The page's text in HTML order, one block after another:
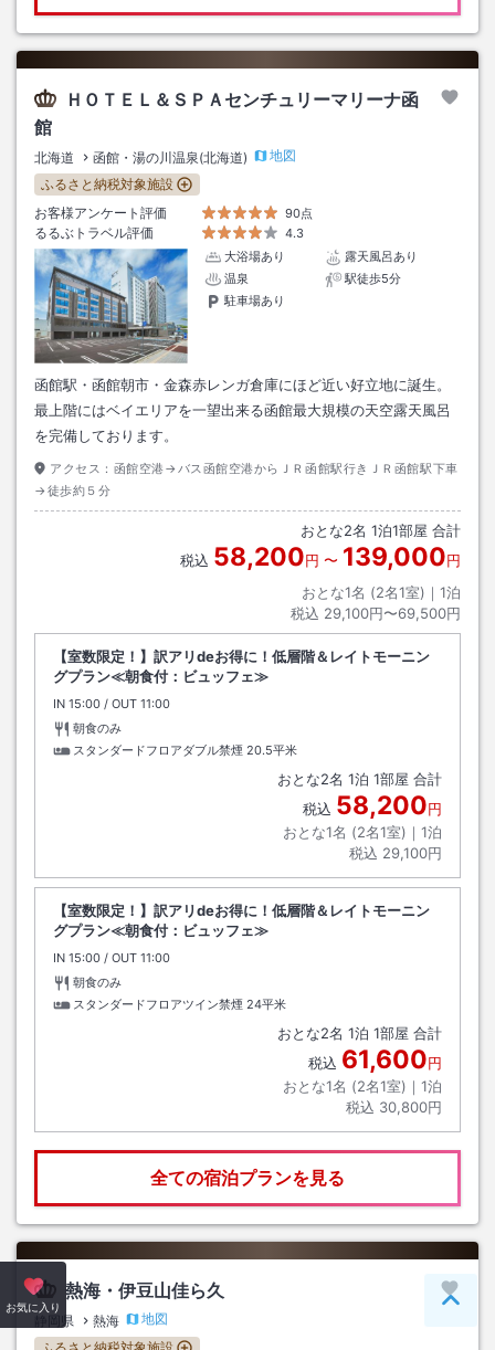
ＨＯＴＥＬ＆ＳＰＡセンチュリーマリーナ函
館
北海道 函館・湯の川温泉(北海道)
地図
ふるさと納税対象施設
お客様アンケート評価
90点
るるぶトラベル評価
4.3
大浴場あり
露天風呂あり
温泉
駅徒歩5分
駐車場あり
函館駅・函館朝市・金森赤レンガ倉庫にほど近い好立地に誕生。
最上階にはベイエリアを一望出来る函館最大規模の天空露天風呂
を完備しております。
アクセス： 函館空港→バス函館空港からＪＲ函館駅行きＪＲ函館駅下車
→徒歩約５分
おとな2名 1泊1部屋 合計
税込 58,200円 〜 139,000円
おとな1名 (2名1室)｜ 1泊
税込 29,100円〜69,500円
【室数限定！】訳アリdeお得に！低層階＆レイトモーニン
グプラン≪朝食付：ビュッフェ≫
IN チェックイン
15:00 / OUT チェックアウト
11:00
朝食のみ
スタンダードフロアダブル禁煙 20.5平米
おとな2名 1泊 1部屋 合計
税込 58,200円
おとな1名 (2名1室)｜ 1泊
税込 29,100円
【室数限定！】訳アリdeお得に！低層階＆レイトモーニン
グプラン≪朝食付：ビュッフェ≫
IN チェックイン
15:00 / OUT チェックアウト
11:00
朝食のみ
スタンダードフロアツイン禁煙 24平米
おとな2名 1泊 1部屋 合計
税込 61,600円
おとな1名 (2名1室)｜ 1泊
税込 30,800円
全ての宿泊プランを見る
熱海・伊豆山佳ら久
静岡県 熱海
地図
お気に入り ペー